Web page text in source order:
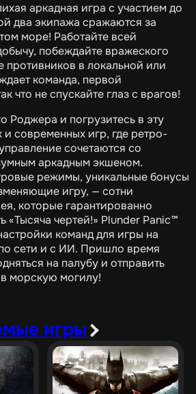
аркадная игра с участием до
два экипажа сражаются за
море! Работайте всей
побеждайте вражеского
противников в локальной или
команда, первой
что не спускайте глаз с врагов!
Роджера и погрузитесь в эту
и современных игр, где ретро-
сочетаются со
аркадным экшеном.
режимы, уникальные бонусы
игру, — сотни
которые гарантированно
«Тысяча чертей!» Plunder Panic™
команд для игры на
сети и с ИИ. Пришло время
на палубу и отправить
морскую могилу!
игры